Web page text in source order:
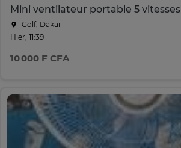
Mini ventilateur portable 5 vitesses
Golf, Dakar
Hier, 11:39
10 000 F CFA